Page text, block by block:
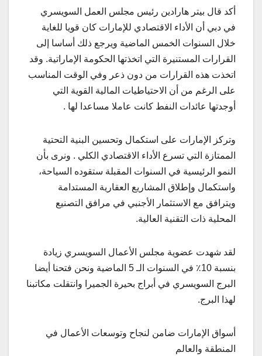
أكد قال بيتر هارادين رئيس مجلس العمل السويسري
في دبي أن الأداء الاقتصادي للإمارات كان قويا للغاية
خلال السنوات الخمس الماضية ويرجع ذلك أساسا إلى
القرارات المستنيرة التي اتخذتها الحكومة الإماراتية. وقد
اتخذت هذه القرارات من دون ذعر وفي الوقت المناسب
على الرغم من أن الاحتياطيات المالية القوية التي
أوجدتها عائدات النفط كانت عاملا مساعدا لها .
وتركز الإمارات على استكمال وتحسين البنية التحتية
الممتازة التي تسرع الأداء الاقتصادي الكلي . ونرى بأن
النمو الرئيسية في السنوات المقبلة ستقوده السياحة،
واستكمال وإطلاق المشاريع العقارية المستدامة
ويترافق مع الاستثمار الأجنبي في مرافق التصنيع
المحلية ذات التقنية العالية.
لقد شهدت عضوية مجلس الأعمال السويسري زيادة
بنسبة 10٪ في السنوات الـ 5 الماضية ونحن فتحنا أيضا
البرج السويسري في أبراج بحيرة الجميرا وانتقلت مكاتبنا
لهذا البرج.
أسواق الإمارات ضامن لنجاح وتوسعات الأعمال في
المنطقة والعالم